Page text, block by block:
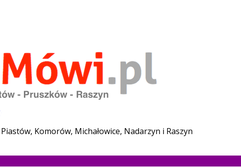
Komorów, Michałowice, Nadarzyn i Raszyn